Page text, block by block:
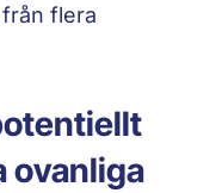
flera
ovanliga